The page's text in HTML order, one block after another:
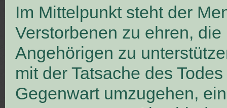
Im Mittelpunkt steht der
Verstorbenen zu ehren, die
Angehörigen zu
mit der Tatsache des
Gegenwart umzugehen,